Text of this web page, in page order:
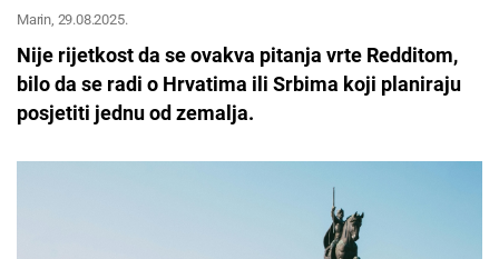
Marin, 29.08.2025.
Nije rijetkost da se ovakva pitanja vrte Redditom,
bilo da se radi o Hrvatima ili Srbima koji planiraju
posjetiti jednu od zemalja.